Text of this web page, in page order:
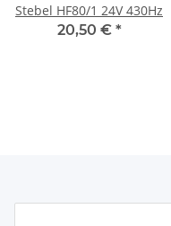
Stebel HF80/1 24V 430Hz
20,50 € *